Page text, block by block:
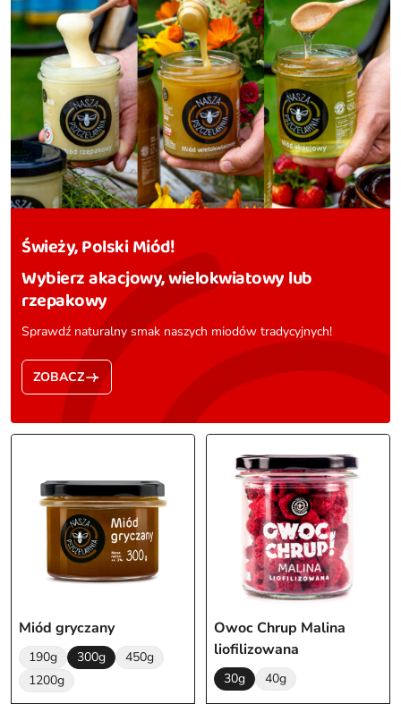
Miód gryczany
190g 300g
450g
1200g
Owoc Chrup Malina
liofilizowana
30g 40g
Świeży, Polski Miód!
Wybierz akacjowy, wielokwiatowy lub
rzepakowy
Sprawdź naturalny smak naszych miodów tradycyjnych!
ZOBACZ